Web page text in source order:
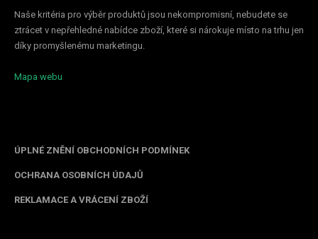
Naše kritéria pro výběr produktů jsou nekompromisní, nebudete se
ztrácet v nepřehledné nabídce zboží, které si nárokuje místo na trhu jen
díky promyšlenému marketingu.
Mapa webu
ÚPLNÉ ZNĚNÍ OBCHODNÍCH PODMÍNEK
OCHRANA OSOBNÍCH ÚDAJŮ
REKLAMACE A VRÁCENÍ ZBOŽÍ